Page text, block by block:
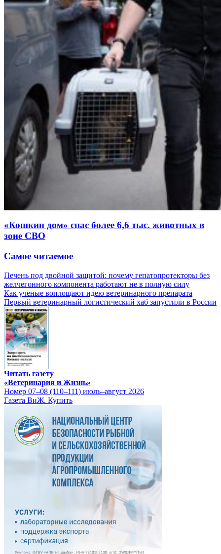
«Кошкин дом» спас более 6,6 тыс. животных в
зоне СВО
Самое читаемое
Печень под двойной защитой: почему гепатопротекторы без
желчегонного компонента работают не в полную силу
Как ученые воплощают идею ветеринарного препарата
Первый ветеринарный логистический хаб запустили в России
Читать газету
«Ветеринария и Жизнь»
Номер 07–08 (110–111) июль–август 2026
Газета ВиЖ. Купить